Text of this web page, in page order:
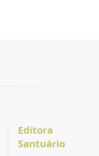
Editora
Santuário